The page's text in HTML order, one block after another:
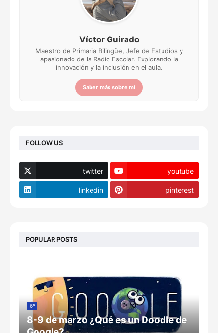
Víctor Guirado
Maestro de Primaria Bilingüe, Jefe de Estudios y
apasionado de la Radio Escolar. Explorando la
innovación y la inclusión en el aula.
Saber más sobre mí
FOLLOW US
twitter youtube
linkedin pinterest
POPULAR POSTS
6º
8-9 de marzo ¿Qué es un Doodle de